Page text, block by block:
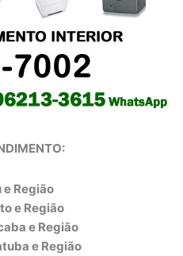
e Região
e Região
e Região
e Região